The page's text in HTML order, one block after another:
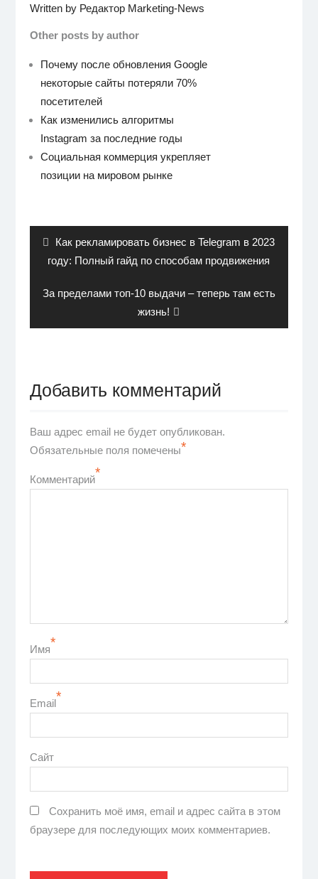
Written by Редактор Marketing-News
Other posts by author
Почему после обновления Google
некоторые сайты потеряли 70%
посетителей
Как изменились алгоритмы
Instagram за последние годы
Социальная коммерция укрепляет
позиции на мировом рынке
записям
Previous
post:
Как рекламировать бизнес в Telegram в 2023
году: Полный гайд по способам продвижения
Next
За пределами топ-10 выдачи – теперь там есть
жизнь!
Добавить комментарий
Ваш адрес email не будет опубликован.
Обязательные поля помечены*
Комментарий*
Имя*
Email*
Сайт
Сохранить моё имя, email и адрес сайта в этом
браузере для последующих моих комментариев.